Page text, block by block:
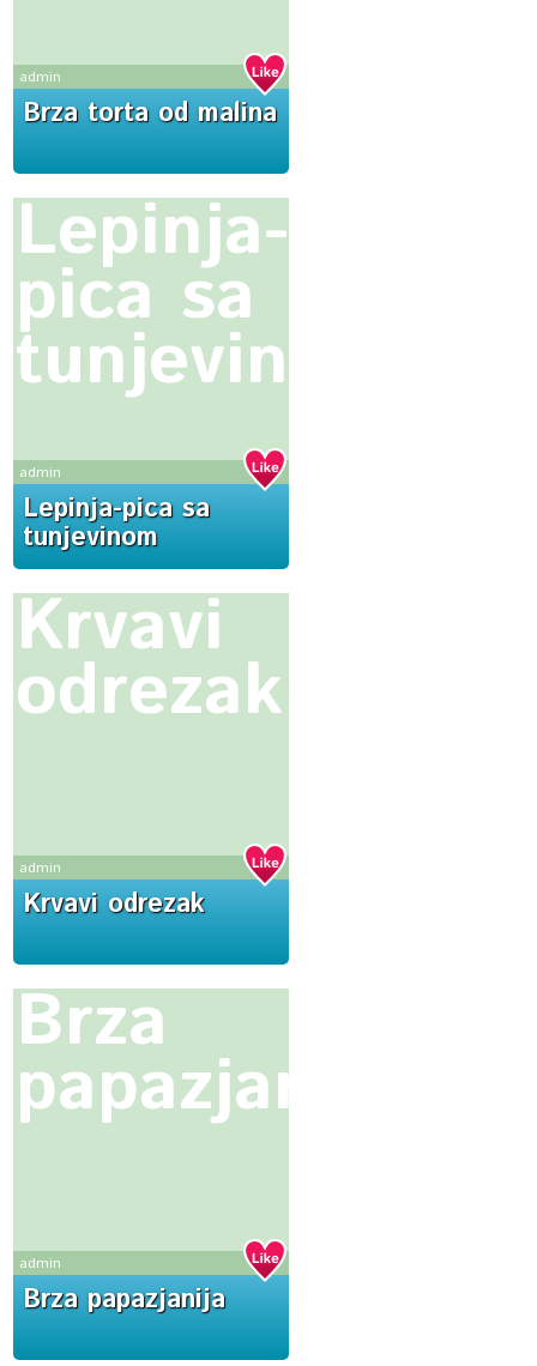
admin
Brza torta od malina
Lepinja-
pica sa
tunjevinom
admin
Lepinja-pica sa
tunjevinom
Krvavi
odrezak
admin
Krvavi odrezak
Brza
papazjanija
admin
Brza papazjanija